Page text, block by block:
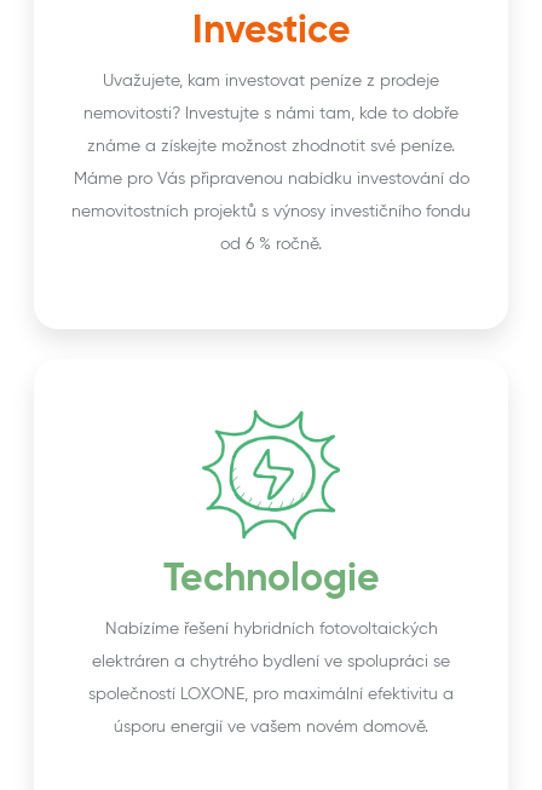
Investice
Uvažujete, kam investovat peníze z prodeje
nemovitosti? Investujte s námi tam, kde to dobře
známe a získejte možnost zhodnotit své peníze.
Máme pro Vás připravenou nabídku investování do
nemovitostních projektů s výnosy investičního fondu
od 6 % ročně.
Technologie
Nabízíme řešení hybridních fotovoltaických
elektráren a chytrého bydlení ve spolupráci se
společností LOXONE, pro maximální efektivitu a
úsporu energií ve vašem novém domově.